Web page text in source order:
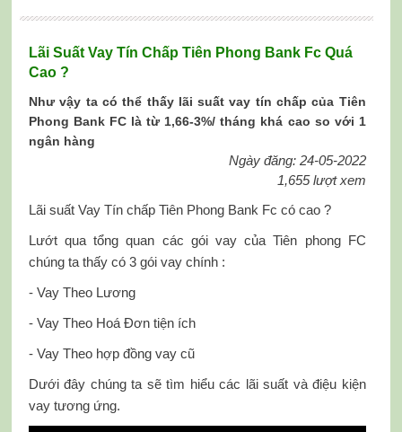
Lãi Suất Vay Tín Chấp Tiên Phong Bank Fc Quá
Cao ?
Như vậy ta có thể thấy lãi suất vay tín chấp của Tiên
Phong Bank FC là từ 1,66-3%/ tháng khá cao so với 1
ngân hàng
Ngày đăng: 24-05-2022
1,655 lượt xem
Lãi suất Vay Tín chấp Tiên Phong Bank Fc có cao ?
Lướt qua tổng quan các gói vay của Tiên phong FC
chúng ta thấy có 3 gói vay chính :
- Vay Theo Lương
- Vay Theo Hoá Đơn tiện ích
- Vay Theo hợp đồng vay cũ
Dưới đây chúng ta sẽ tìm hiểu các lãi suất và điệu kiện
vay tương ứng.